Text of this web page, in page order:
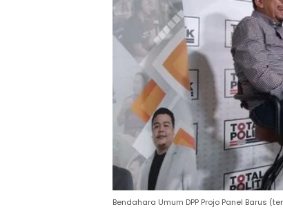
Bendahara Umum DPP Projo Panel Barus